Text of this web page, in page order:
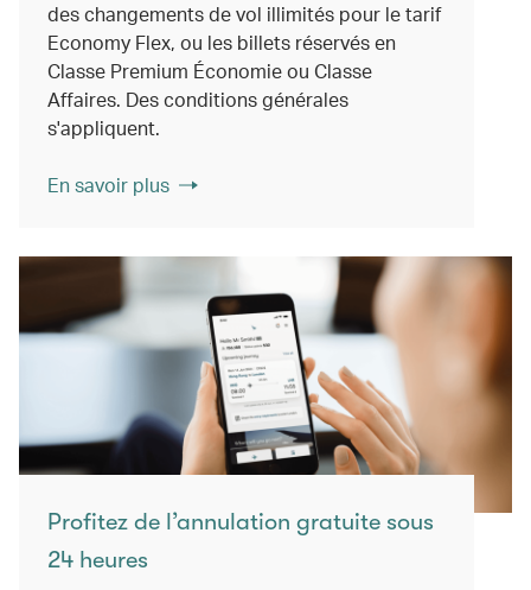
des changements de vol illimités pour le tarif
Economy Flex, ou les billets réservés en
Classe Premium Économie ou Classe
Affaires. Des conditions générales
s'appliquent.
En savoir plus
Profitez de l’annulation gratuite sous
24 heures